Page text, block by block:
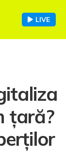
LIVE
țară?